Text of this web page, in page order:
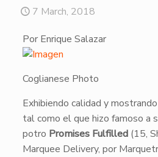
7 March, 2018
Por Enrique Salazar
Coglianese Photo
​Exhibiendo calidad y
tal como el que hizo famoso a
potro Promises Fulfilled(15,
Marquee Delivery, por